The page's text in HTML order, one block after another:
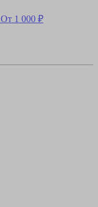
От 1 000 ₽